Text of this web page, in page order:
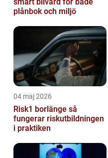
plånbok och miljö
04 maj 2026
Risk1 borlänge så
fungerar riskutbildningen
i praktiken